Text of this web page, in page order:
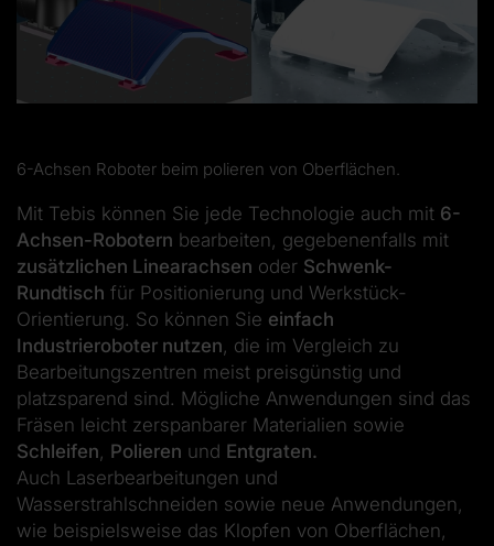
6-Achsen Roboter beim polieren von Oberflächen.
Mit Tebis können Sie jede Technologie auch mit 6-
Achsen-Robotern bearbeiten, gegebenenfalls mit
zusätzlichen Linearachsen oder Schwenk-
Rundtisch für Positionierung und Werkstück-
Orientierung. So können Sie einfach
Industrieroboter nutzen, die im Vergleich zu
Bearbeitungszentren meist preisgünstig und
platzsparend sind. Mögliche Anwendungen sind das
Fräsen leicht zerspanbarer Materialien sowie
Schleifen, Polieren und Entgraten.
Auch Laserbearbeitungen und
Wasserstrahlschneiden sowie neue Anwendungen,
wie beispielsweise das Klopfen von Oberflächen,